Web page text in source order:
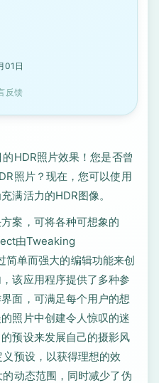
01日
反馈
HDR照片效果！您是否曾
照片？现在，您可以使用
满活力的HDR图像。
案，可将各种可想象的
由Tweaking
单而强大的编辑功能来创
该应用程序提供了多种参
面，可满足每个用户的想
照片中创建令人惊叹的迷
预设来发展自己的摄影风
预设，以获得理想的效
动态范围，同时减少了伪